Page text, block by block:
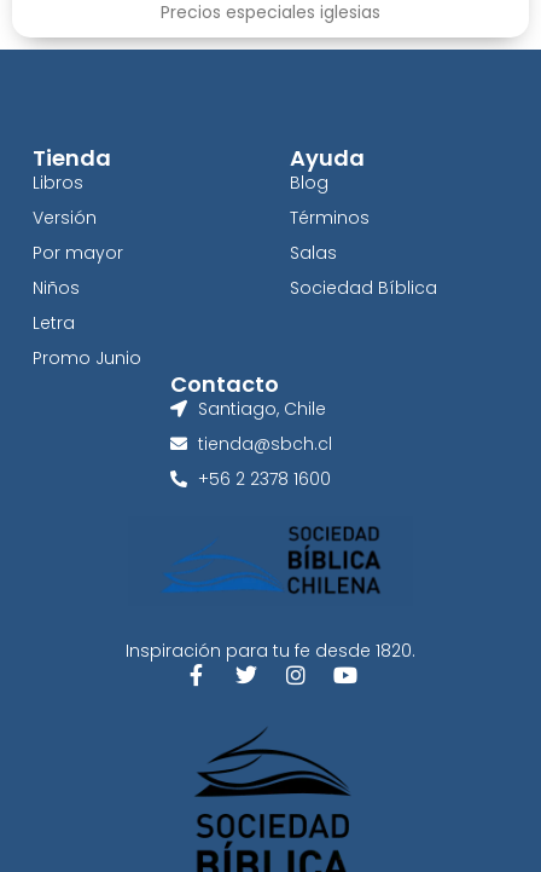
Precios especiales iglesias
Inspiración para tu fe desde 1820.
Tienda
Libros
Versión
Por mayor
Niños
Letra
Promo Junio
Ayuda
Blog
Términos
Salas
Sociedad Bíblica
Contacto
Santiago, Chile
tienda@sbch.cl
+56 2 2378 1600